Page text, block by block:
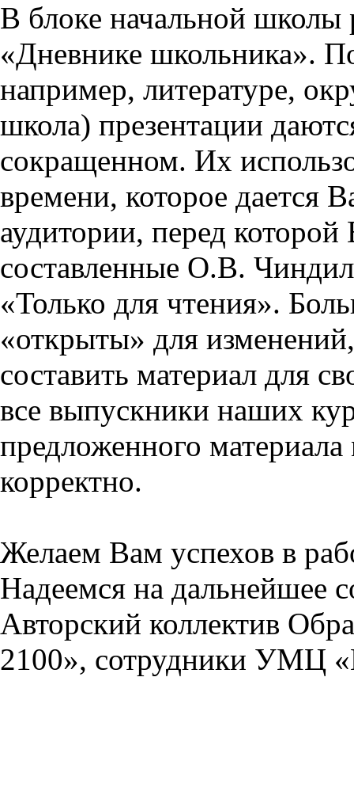
В блоке начальной школы
«Дневнике школьника».
например, литературе,
школа) презентации
сокращенном. Их
времени, которое дается
аудитории, перед
составленные О.В.
«Только для чтения».
«открыты» для
составить материал для
все выпускники наших
предложенного
корректно.
Желаем Вам успехов в
Надеемся на дальнейшее
Авторский коллектив
2100», сотрудники УМЦ